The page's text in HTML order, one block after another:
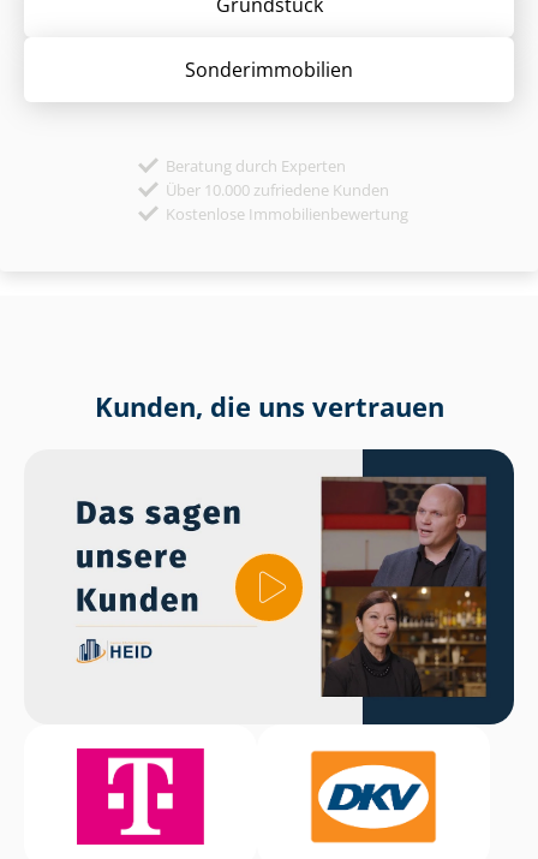
Sonder­immobilien
Beratung durch Experten
Über 10.000 zufriedene Kunden
Kostenlose Immobilienbewertung
Kunden, die uns vertrauen